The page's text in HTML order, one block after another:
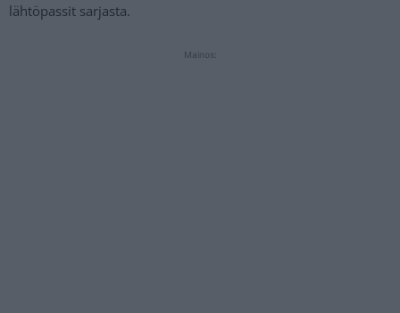
lähtöpassit sarjasta.
Mainos: